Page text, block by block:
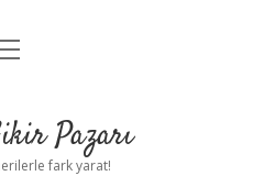
UyarıPazarı
fark yarat!